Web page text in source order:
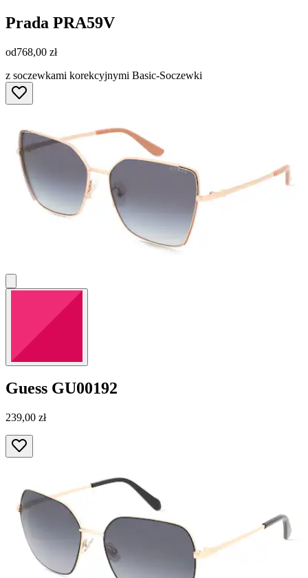
Prada PRA59V
od768,00 zł
z soczewkami korekcyjnymi Basic-Soczewki
Guess GU00192
239,00 zł